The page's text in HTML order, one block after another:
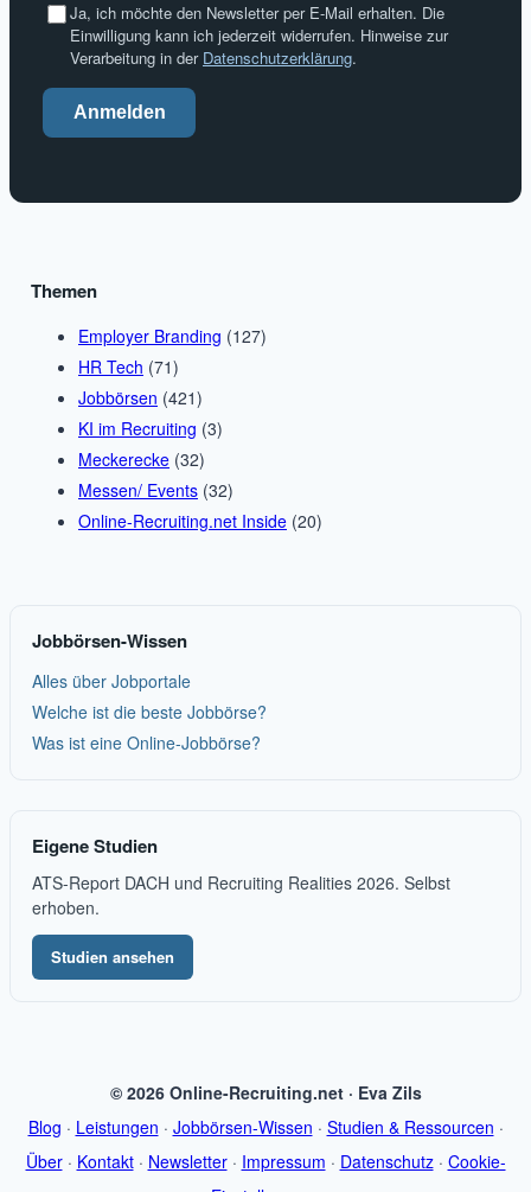
Ja, ich möchte den Newsletter per E-Mail erhalten. Die
Einwilligung kann ich jederzeit widerrufen. Hinweise zur
Verarbeitung in der Datenschutzerklärung.
Anmelden
Themen
Employer Branding (127)
HR Tech (71)
Jobbörsen (421)
KI im Recruiting (3)
Meckerecke (32)
Messen/ Events (32)
Online-Recruiting.net Inside (20)
Jobbörsen-Wissen
Alles über Jobportale
Welche ist die beste Jobbörse?
Was ist eine Online-Jobbörse?
Eigene Studien
ATS-Report DACH und Recruiting Realities 2026. Selbst
erhoben.
Studien ansehen
© 2026 Online-Recruiting.net · Eva Zils
Blog · Leistungen · Jobbörsen-Wissen · Studien & Ressourcen ·
Über· Kontakt· Newsletter· Impressum · Datenschutz· Cookie-